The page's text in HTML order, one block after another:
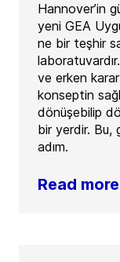
Hannover’in
yeni GEA
ne bir teşhir
ve erken
konseptin
dönüşebilip
bir yerdir. Bu,
adım.
Read more